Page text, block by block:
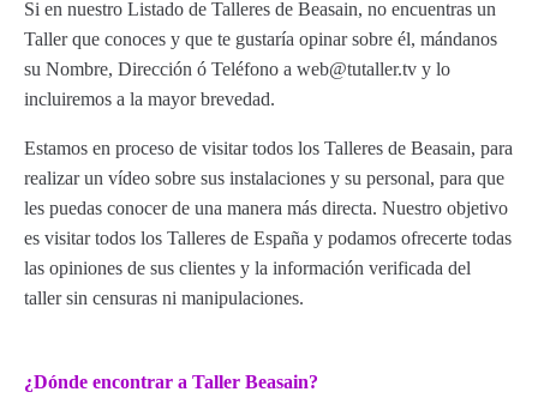
Si en nuestro Listado de Talleres de Beasain, no encuentras un
Taller que conoces y que te gustaría opinar sobre él, mándanos
su Nombre, Dirección ó Teléfono a web@tutaller.tv y lo
incluiremos a la mayor brevedad.
Estamos en proceso de visitar todos los Talleres de Beasain, para
realizar un vídeo sobre sus instalaciones y su personal, para que
les puedas conocer de una manera más directa. Nuestro objetivo
es visitar todos los Talleres de España y podamos ofrecerte todas
las opiniones de sus clientes y la información verificada del
taller sin censuras ni manipulaciones.
¿Dónde encontrar a Taller Beasain?